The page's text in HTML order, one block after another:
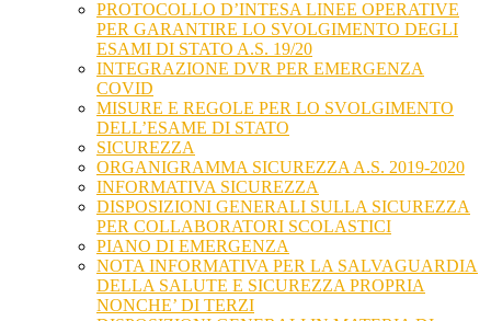
PROTOCOLLO D’INTESA LINEE OPERATIVE
PER GARANTIRE LO SVOLGIMENTO DEGLI
ESAMI DI STATO A.S. 19/20
INTEGRAZIONE DVR PER EMERGENZA
COVID
MISURE E REGOLE PER LO SVOLGIMENTO
DELL’ESAME DI STATO
SICUREZZA
ORGANIGRAMMA SICUREZZA A.S. 2019-2020
INFORMATIVA SICUREZZA
DISPOSIZIONI GENERALI SULLA SICUREZZA
PER COLLABORATORI SCOLASTICI
PIANO DI EMERGENZA
NOTA INFORMATIVA PER LA SALVAGUARDIA
DELLA SALUTE E SICUREZZA PROPRIA
NONCHE’ DI TERZI